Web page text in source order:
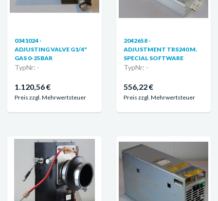
0341024 -
ADJUSTING VALVE G1/4"
GAS 0-25BAR
TypNr: -
1.120,56 €
Preis zzgl. Mehrwertsteuer
2042658 -
ADJUSTMENT TRS240 M.
SPECIAL SOFTWARE
TypNr: -
556,22 €
Preis zzgl. Mehrwertsteuer